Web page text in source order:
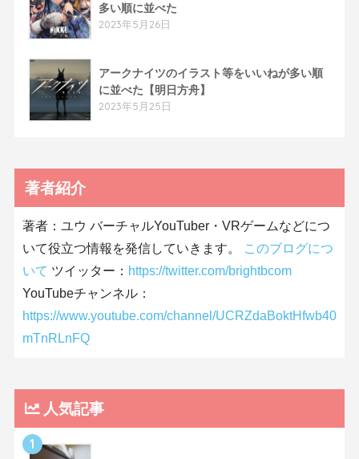
多い順に並べた
2023年5月26日
アークナイツのイラスト等をいいねが多い順
に並べた【明日方舟】
2023年5月25日
著者紹介
著者：ユウ バーチャルYouTuber・VRゲームなどにつ
いて役立つ情報を発信していきます。
このブログにつ
いて ツイッター： https://twitter.com/brightbcom
YouTubeチャンネル：
https://www.youtube.com/channel/UCRZdaBoktHfwb40
mTnRLnFQ
人気記事
1